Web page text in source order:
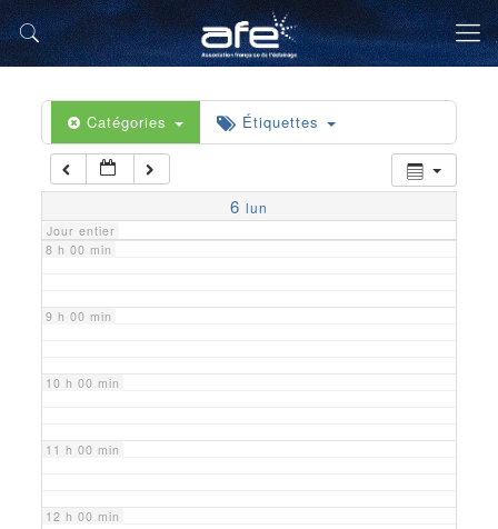
Catégories Étiquettes
6 lun
Jour entier
5 h 00 min
6 h 00 min
7 h 00 min
8 h 00 min
9 h 00 min
10 h 00 min
11 h 00 min
12 h 00 min